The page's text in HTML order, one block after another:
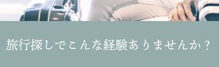
旅行探しでこんな経験ありませんか？